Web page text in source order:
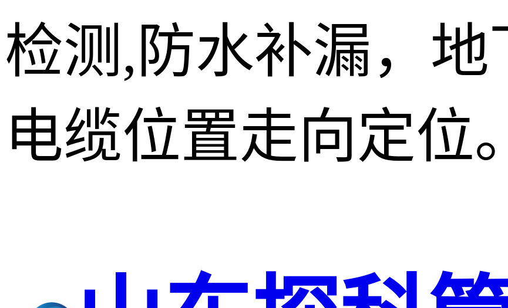
检测,防水补漏，地
电缆位置走向定位。